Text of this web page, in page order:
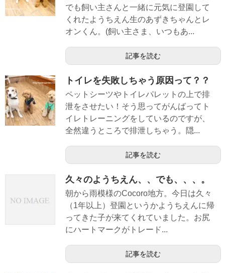
でも飼い主さんと一緒に元気に登園して
くれたようちえん生のあずきちゃんとレ
オンくん。(飼い主さま、いつもあ...
記事を読む
トイレを失敗しちゃう原因って？？
ペットシーツやトイレパレットの上で排
泄をさせたい！そう思ってがんばってト
イレトレーニングをしているのですが、
全然違うところで排泄しちゃう。隠...
記事を読む
久々のようちえん、、でも、、、。
朝から雨模様のCocoro地方。今日は久々
（1年以上）登園というかようちえんに帰
ってきた子が来てくれていました。お尻
にハートマークがトレード...
記事を読む